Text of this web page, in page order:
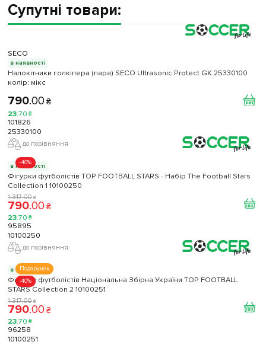
Супутні товари:
SECO
в наявності
Налокітники голкіпера (пара) SECO Ultrasonic Protect GK 25330100
колiр: мікс
790.00 ₴
23.70 ₴
101826
25330100
до порівняння
-40%
в наявності
Фігурки футболістів TOP FOOTBALL STARS - Набір The Football Stars
Collection 1 10100250
1 317.00 ₴
790.00 ₴
23.70 ₴
95895
10100250
до порівняння
Подарунок
-40%
в наявності
Фігурки футболістів Національна Збірна України TOP FOOTBALL
STARS Collection 2 10100251
1 317.00 ₴
790.00 ₴
23.70 ₴
96258
10100251